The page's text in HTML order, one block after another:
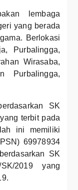
lembaga
yang berada
Berlokasi
Purbalingga,
Wirasaba,
Purbalingga,
SK
terbit pada
ini memiliki
69978934
SK
2019 yang